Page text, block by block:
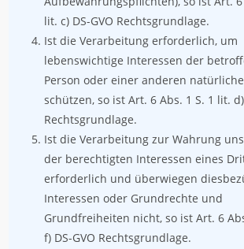
lit. c) DS-GVO Rechtsgrundlage.
Ist die Verarbeitung erforderlich, um
lebenswichtige Interessen der
Person oder einer anderen
schützen, so ist Art. 6 Abs. 1 S. 1 lit. d)
Rechtsgrundlage.
Ist die Verarbeitung zur Wahrung
der berechtigten Interessen eines
erforderlich und überwiegen
Interessen oder Grundrechte und
Grundfreiheiten nicht, so ist Art. 6
f) DS-GVO Rechtsgrundlage.